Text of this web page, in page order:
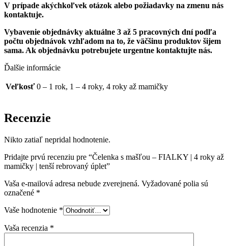
V prípade akýchkoľvek otázok alebo požiadavky na zmenu nás
kontaktuje.
Vybavenie objednávky aktuálne 3 až 5 pracovných dní podľa
počtu objednávok vzhľadom na to, že väčšinu produktov šijem
sama. Ak objednávku potrebujete urgentne kontaktujte nás.
Ďalšie informácie
Veľkosť 0 – 1 rok, 1 – 4 roky, 4 roky až mamičky
Recenzie
Nikto zatiaľ nepridal hodnotenie.
Pridajte prvú recenziu pre “Čelenka s mašľou – FIALKY | 4 roky až
mamičky | tenší rebrovaný úplet”
Vaša e-mailová adresa nebude zverejnená. Vyžadované polia sú
označené *
Vaše hodnotenie *
Vaša recenzia *